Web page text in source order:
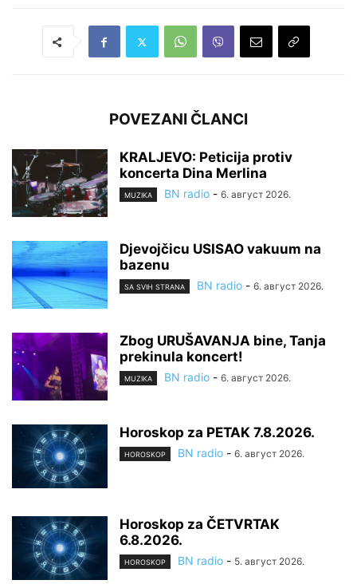
POVEZANI ČLANCI
KRALJEVO: Peticija protiv
koncerta Dina Merlina
MUZIKA BN radio - 6. август 2026.
Djevojčicu USISAO vakuum na
bazenu
SA SVIH STRANA BN radio - 6. август 2026.
Zbog URUŠAVANJA bine, Tanja
prekinula koncert!
MUZIKA BN radio - 6. август 2026.
Horoskop za PETAK 7.8.2026.
HOROSKOP BN radio - 6. август 2026.
Horoskop za ČETVRTAK
6.8.2026.
HOROSKOP BN radio - 5. август 2026.